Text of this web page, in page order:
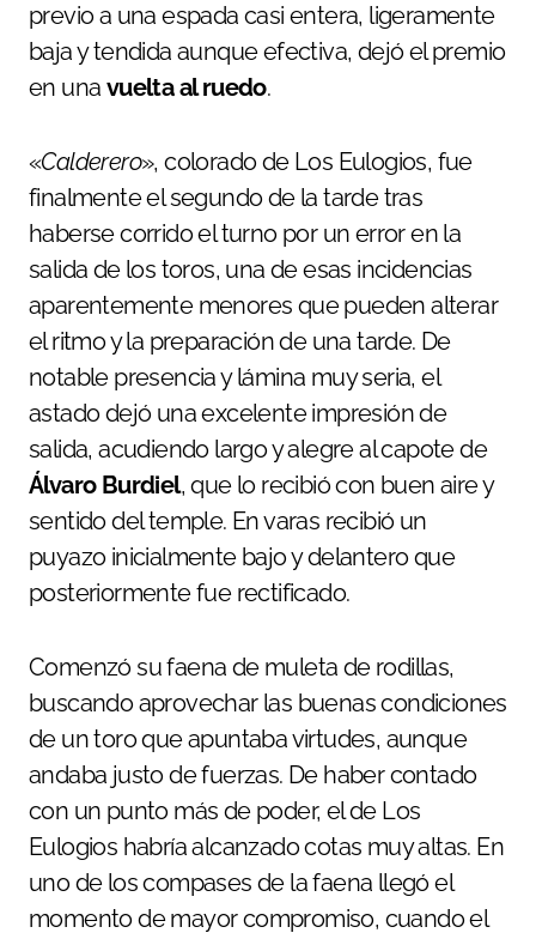
previo a una espada casi entera, ligeramente
baja y tendida aunque efectiva, dejó el premio
en una vuelta al ruedo.
«Calderero», colorado de Los Eulogios, fue
finalmente el segundo de la tarde tras
haberse corrido el turno por un error en la
salida de los toros, una de esas incidencias
aparentemente menores que pueden alterar
el ritmo y la preparación de una tarde. De
notable presencia y lámina muy seria, el
astado dejó una excelente impresión de
salida, acudiendo largo y alegre al capote de
Álvaro Burdiel, que lo recibió con buen aire y
sentido del temple. En varas recibió un
puyazo inicialmente bajo y delantero que
posteriormente fue rectificado.
Comenzó su faena de muleta de rodillas,
buscando aprovechar las buenas condiciones
de un toro que apuntaba virtudes, aunque
andaba justo de fuerzas. De haber contado
con un punto más de poder, el de Los
Eulogios habría alcanzado cotas muy altas. En
uno de los compases de la faena llegó el
momento de mayor compromiso, cuando el